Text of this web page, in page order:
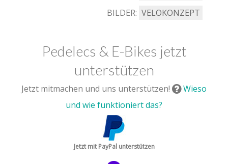
BILDER: VELOKONZEPT
Pedelecs & E-Bikes jetzt
unterstützen
Jetzt mitmachen und uns unterstützen!
Wieso
und wie funktioniert das?
Jetzt mit PayPal unterstützen